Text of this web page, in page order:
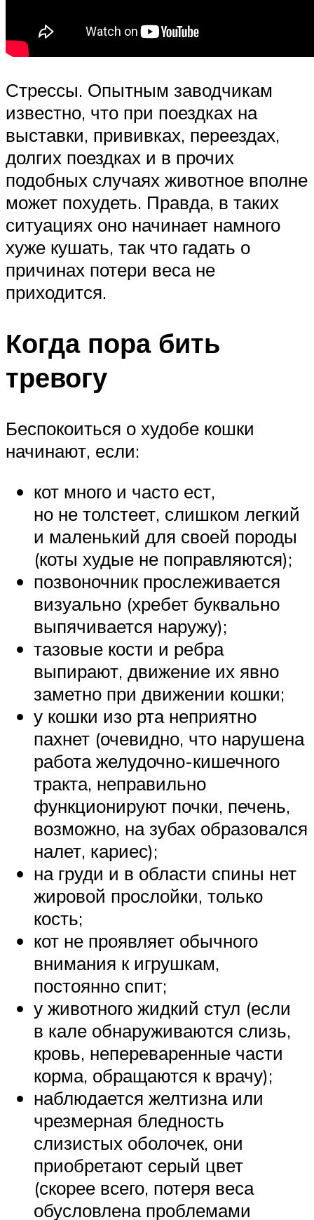
Стрессы. Опытным заводчикам
известно, что при поездках на
выставки, прививках, переездах,
долгих поездках и в прочих
подобных случаях животное вполне
может похудеть. Правда, в таких
ситуациях оно начинает намного
хуже кушать, так что гадать о
причинах потери веса не
приходится.
Когда пора бить
тревогу
Беспокоиться о худобе кошки
начинают, если:
кот много и часто ест,
но не толстеет, слишком легкий
и маленький для своей породы
(коты худые не поправляются);
позвоночник прослеживается
визуально (хребет буквально
выпячивается наружу);
тазовые кости и ребра
выпирают, движение их явно
заметно при движении кошки;
у кошки изо рта неприятно
пахнет (очевидно, что нарушена
работа желудочно-кишечного
тракта, неправильно
функционируют почки, печень,
возможно, на зубах образовался
налет, кариес);
на груди и в области спины нет
жировой прослойки, только
кость;
кот не проявляет обычного
внимания к игрушкам,
постоянно спит;
у животного жидкий стул (если
в кале обнаруживаются слизь,
кровь, непереваренные части
корма, обращаются к врачу);
наблюдается желтизна или
чрезмерная бледность
слизистых оболочек, они
приобретают серый цвет
(скорее всего, потеря веса
обусловлена проблемами